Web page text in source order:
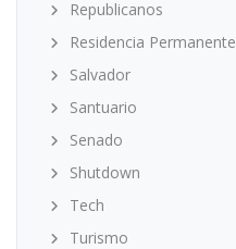
Republicanos
Residencia Permanente
Salvador
Santuario
Senado
Shutdown
Tech
Turismo